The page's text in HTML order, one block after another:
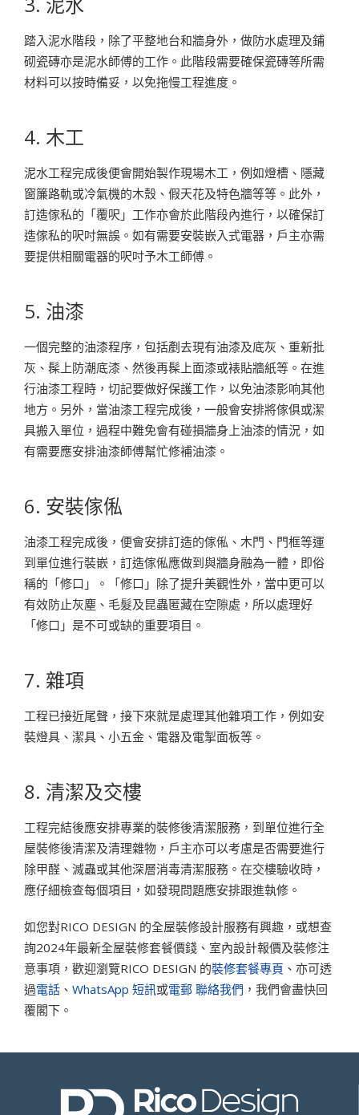
踏入泥水階段，除了平整地台和牆身外，做防水處理及鋪
砌瓷磚亦是泥水師傅的工作。此階段需要確保瓷磚等所需
材料可以按時備妥，以免拖慢工程進度。
4. 木工
泥水工程完成後便會開始製作現場木工，例如燈槽、隱藏
窗簾路軌或冷氣機的木殼、假天花及特色牆等等。此外，
訂造傢私的「覆呎」工作亦會於此階段內進行，以確保訂
造傢私的呎吋無誤。如有需要安裝嵌入式電器，戶主亦需
要提供相關電器的呎吋予木工師傅。
5. 油漆
一個完整的油漆程序，包括剷去現有油漆及底灰、重新批
灰、髹上防潮底漆、然後再髹上面漆或裱貼牆紙等。在進
行油漆工程時，切記要做好保護工作，以免油漆影响其他
地方。另外，當油漆工程完成後，一般會安排將傢俱或潔
具搬入單位，過程中難免會有碰損牆身上油漆的情況，如
有需要應安排油漆師傅幫忙修補油漆。
6. 安裝傢俬
油漆工程完成後，便會安排訂造的傢俬、木門、門框等運
到單位進行裝嵌，訂造傢俬應做到與牆身融為一體，即俗
稱的「修口」。「修口」除了提升美觀性外，當中更可以
有效防止灰塵、毛髮及昆蟲匿藏在空隙處，所以處理好
「修口」是不可或缺的重要項目。
7. 雜項
工程已接近尾聲，接下來就是處理其他雜項工作，例如安
裝燈具、潔具、小五金、電器及電掣面板等。
8. 清潔及交樓
工程完結後應安排專業的裝修後清潔服務，到單位進行全
屋裝修後清潔及清理雜物，戶主亦可以考慮是否需要進行
除甲醛、滅蟲或其他深層消毒清潔服務。在交樓驗收時，
應仔細檢查每個項目，如發現問題應安排跟進執修。
如您對RICO DESIGN 的全屋裝修設計服務有興趣，或想查
詢2024年最新全屋裝修套餐價錢、室內設計報價及裝修注
意事項，歡迎瀏覽RICO DESIGN 的裝修套餐專頁 、亦可透
過電話 、 WhatsApp 短訊或電郵 聯絡我們 ，我們會盡快回
覆閣下。